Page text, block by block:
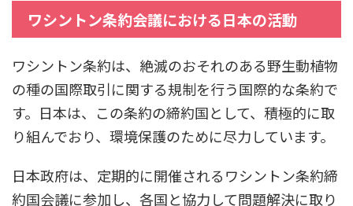
ワシントン条約会議における日本の活動
ワシントン条約は、絶滅のおそれのある野生動植物
の種の国際取引に関する規制を行う国際的な条約で
す。日本は、この条約の締約国として、積極的に取
り組んでおり、環境保護のために尽力しています。
日本政府は、定期的に開催されるワシントン条約締
約国会議に参加し、各国と協力して問題解決に取り